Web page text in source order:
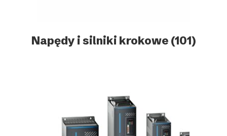
Napędy i silniki krokowe (101)